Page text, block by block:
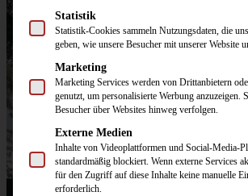
Textilveredelung
Service
Vektorservice
Garnkarte
Hangtags & EAN
Web-Etiketten
Textilveredelung
Statistik
Statistik-Cookies sammeln Nutzungsdaten, die
geben, wie unsere Besucher mit unserer Website
Marketing
Marketing Services werden von Drittanbietern
genutzt, um personalisierte Werbung anzuzeigen.
Besucher über Websites hinweg verfolgen.
Externe Medien
Inhalte von Videoplattformen und Social-Media-
standardmäßig blockiert. Wenn externe Services
für den Zugriff auf diese Inhalte keine manuelle
erforderlich.